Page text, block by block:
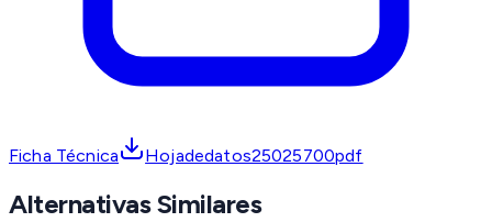
Ficha Técnica Hojadedatos25025700pdf
Alternativas Similares